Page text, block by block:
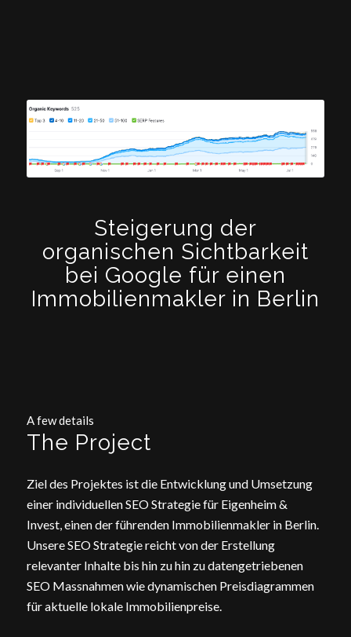
Steigerung der
organischen Sichtbarkeit
bei Google für einen
Immobilienmakler in Berlin
A few details
The Project
Ziel des Projektes ist die Entwicklung und Umsetzung
einer individuellen SEO Strategie für Eigenheim &
Invest, einen der führenden Immobilienmakler in Berlin.
Unsere SEO Strategie reicht von der Erstellung
relevanter Inhalte bis hin zu hin zu datengetriebenen
SEO Massnahmen wie dynamischen Preisdiagrammen
für aktuelle lokale Immobilienpreise.